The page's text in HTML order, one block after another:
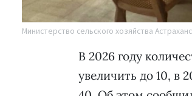
Министерство сельского хозяйства
В 2026 году
увеличить до 10, в